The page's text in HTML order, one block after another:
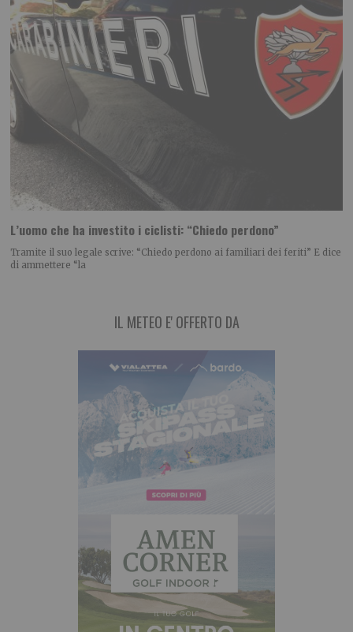
L’uomo che ha investito i ciclisti: “Chiedo perdono”
Tramite il suo legale scrive: “Chiedo perdono ai familiari dei feriti” E dice
di ammettere “la
IL METEO E' OFFERTO DA